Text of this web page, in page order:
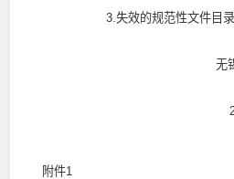
3.失效的规范性文件目录
无锡
附件1